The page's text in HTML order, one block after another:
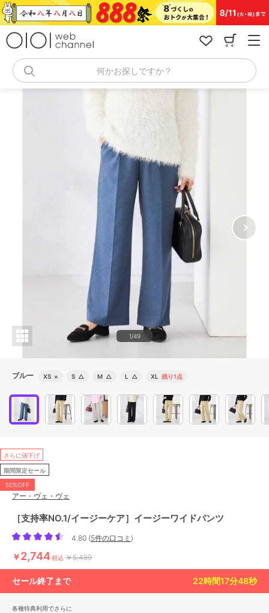
コ
ン
何かお探しですか？
1/49
ブルー XS × S △ M △ L △ XL 残り1点
さらに値下げ
期間限定セール
50%OFF
アー・ヴェ・ヴェ
［支持率NO.1/イージーケア］イージーワイドパンツ
4.80 (5件の口コミ )
￥2,744 税込 ￥5,489
セール終了まで 22時間17分46秒
各種特典利用でさらに